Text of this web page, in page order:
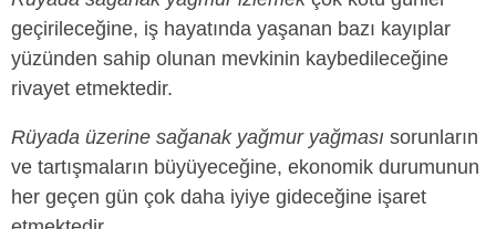
geçirileceğine, iş hayatında yaşanan bazı kayıplar
yüzünden sahip olunan mevkinin kaybedileceğine
rivayet etmektedir.
Rüyada üzerine sağanak yağmur yağması sorunların
ve tartışmaların büyüyeceğine, ekonomik durumunun
her geçen gün çok daha iyiye gideceğine işaret